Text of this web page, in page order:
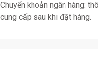
Chuyển khoản ngân hàng:
cung cấp sau khi đặt hàng.